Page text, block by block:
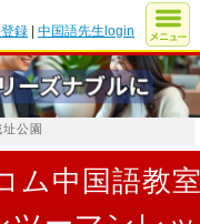
録 |中国語先生login
公園
ム中国語教